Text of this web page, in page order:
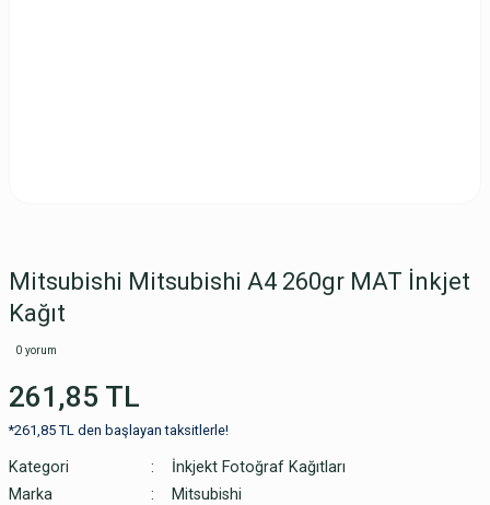
Mitsubishi Mitsubishi A4 260gr MAT İnkjet
Kağıt
0 yorum
261,85 TL
*261,85 TL den başlayan taksitlerle!
Kategori
İnkjekt Fotoğraf Kağıtları
Marka
Mitsubishi